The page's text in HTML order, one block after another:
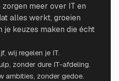
meer over IT en
alles werkt, groeien
je keuzes maken die écht
wij regelen je IT.
zonder dure IT-afdeling.
ambities, zonder gedoe.